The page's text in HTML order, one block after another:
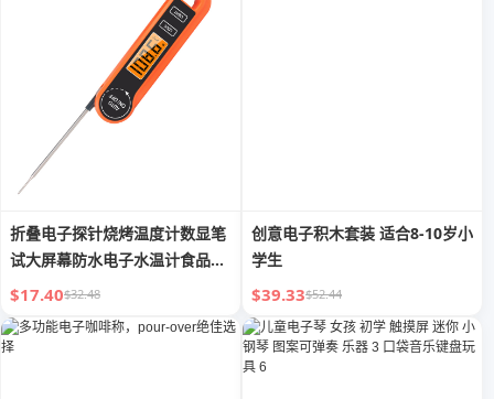
折叠电子探针烧烤温度计数显笔
试大屏幕防水电子水温计食品温
度计
$17.40$32.48
创意电子积木套装 适合8-10岁小
学生
$39.33$52.44